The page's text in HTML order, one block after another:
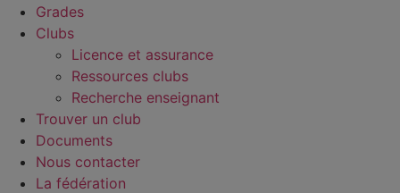
Grades
Clubs
Licence et assurance
Ressources clubs
Recherche enseignant
Trouver un club
Documents
Nous contacter
La fédération